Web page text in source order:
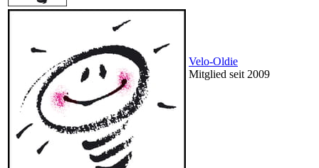
Velo-Oldie
Mitglied seit 2009